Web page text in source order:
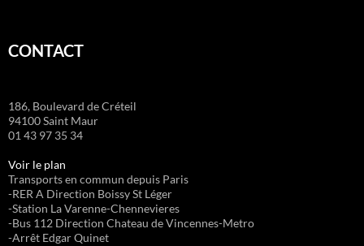
CONTACT
186, Boulevard de Créteil
94100 Saint Maur
01 43 97 35 34
Voir le plan
Transports en commun depuis Paris
-RER A Direction Boissy St Léger
-Station La Varenne-Chennevieres
-Bus 112 Direction Chateau de Vincennes-Metro
-Arrêt Edgar Quinet